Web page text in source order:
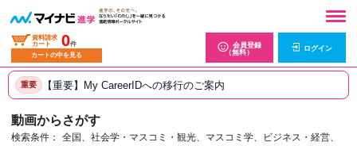
資料請求
カート
0件
カートの中を見る
会員登録
（無料）
ログイン
重要 【重要】My CareerIDへの移行のご案内
動画からさがす
検索条件：
全国、社会学・マスコミ・観光、マスコミ学、ビジネス・経営、